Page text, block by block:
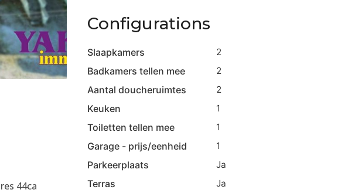
44ca
Configurations
Slaapkamers 2
Badkamers tellen mee 2
Aantal doucheruimtes 2
Keuken 1
Toiletten tellen mee 1
Garage - prijs/eenheid 1
Parkeerplaats Ja
Terras Ja